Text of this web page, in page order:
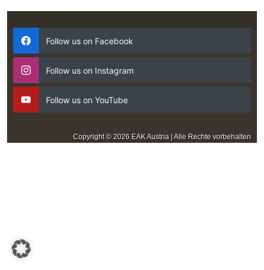
Follow us on Facebook
Follow us on Instagram
Follow us on YouTube
Copyright © 2026 EAK Austria | Alle Rechte vorbehalten